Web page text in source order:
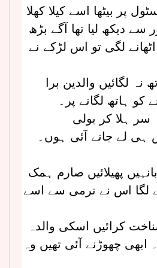
پر بیٹھا اسے کیلا کھلا
سے دیکھ لیا تھا آگے بڑھ
لگی تو اس لڑکے نے
لگائیں والدین برا
کو ہاتھ لگانے پر۔
سر ہلا کر بولی
لے جانے آئی ہوں۔
پھیلائیں صارم ہمک
لگا اس نے نرمی سے اسے
کرائیں اسکی والدہ
ابھی چھوڑنے آئی تھیں وہ